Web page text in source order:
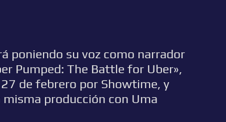
poniendo su voz como narrador
Pumped: The Battle for Uber»,
de febrero por Showtime, y
producción con Uma